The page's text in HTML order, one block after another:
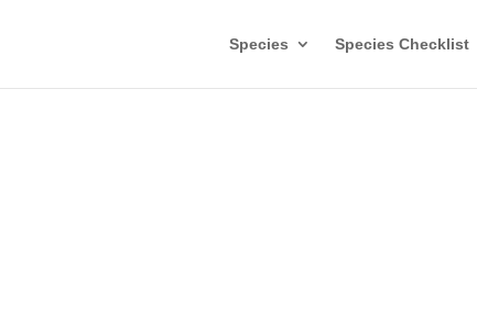
Species Species Checklist